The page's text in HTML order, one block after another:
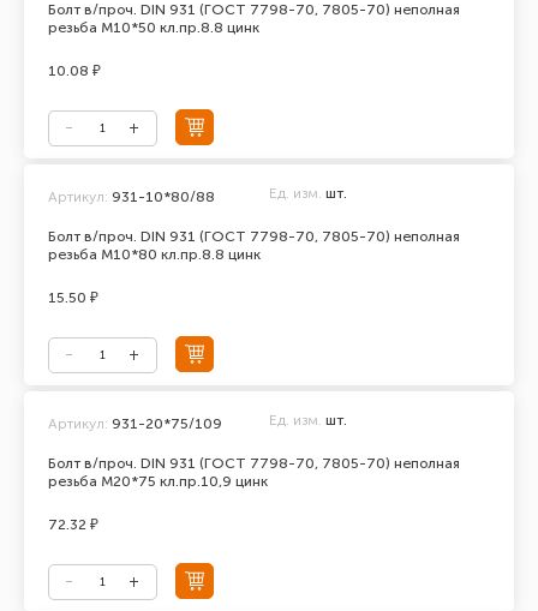
Болт в/проч. DIN 931 (ГОСТ 7798-70, 7805-70) неполная
резьба М10*50 кл.пр.8.8 цинк
10.08 ₽
Болт в/проч. DIN 931 (ГОСТ 7798-70, 7805-70) неполная
резьба М10*80 кл.пр.8.8 цинк
Артикул: 931-10*80/88 Ед. изм. шт.
15.50 ₽
Болт в/проч. DIN 931 (ГОСТ 7798-70, 7805-70) неполная
резьба М20*75 кл.пр.10,9 цинк
Артикул: 931-20*75/109 Ед. изм. шт.
72.32 ₽